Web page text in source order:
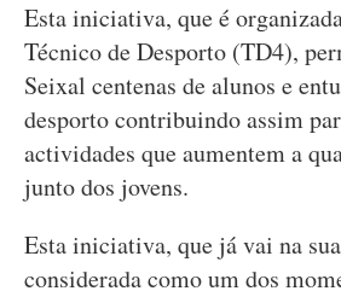
Esta iniciativa, que é
Técnico de Desporto (TD4),
Seixal centenas de alunos e
desporto contribuindo assim
actividades que aumentem a
junto dos jovens.
Esta iniciativa, que já vai na
considerada como um dos